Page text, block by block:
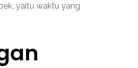
yaitu waktu yang